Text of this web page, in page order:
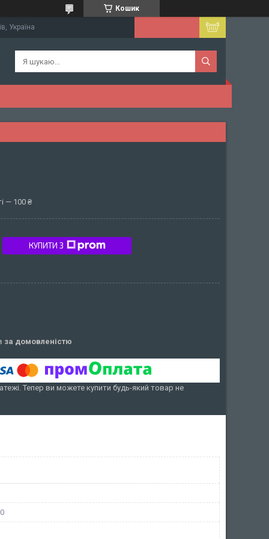
Кошик
Україна
— 100 ₴
КУПИТИ З
за домовленістю
Тепер ви можете купити будь-який товар не